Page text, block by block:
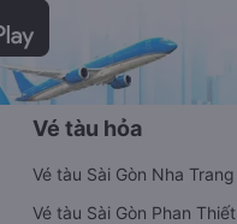
Vé tàu hỏa
Vé tàu Sài Gòn Nha Trang
Vé tàu Sài Gòn Phan Thiết